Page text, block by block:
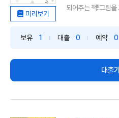
미리보기
되어주는 책!!그림
보유 1 대출 0 예약 0
대출